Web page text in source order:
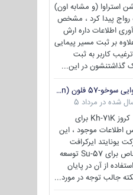
استراوا (و مشابه اون)
رواج پیدا کرد ، مشخص
اطلاعات داره ارش
بر ثبت مسیر پیمایی
کاربر به ثبت
گذاشتنشون در این...
جنگنده برتری هوایی سوخو-57 فلون (Su-57/Felon)
شده در مرداد 5
بسم ا... کروز Kh-71K برای
اطلاعات موجود ، این
ایرکرافت
(OAK) به طور خاص برای Su-57 توسعه
از آن در پایان